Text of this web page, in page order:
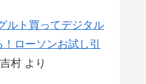
ルト買ってデジタル
ローソンお試し引
吉村 より